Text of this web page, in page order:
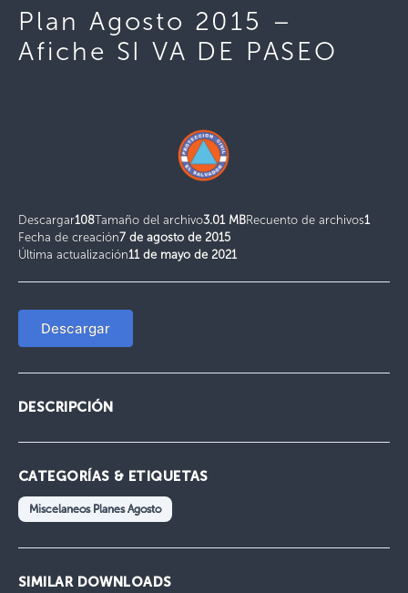
Plan Agosto 2015 –
Afiche SI VA DE PASEO
Descargar108Tamaño del archivo3.01 MBRecuento de archivos1
Fecha de creación7 de agosto de 2015
Última actualización11 de mayo de 2021
Descargar
DESCRIPCIÓN
CATEGORÍAS & ETIQUETAS
Miscelaneos Planes Agosto
SIMILAR DOWNLOADS